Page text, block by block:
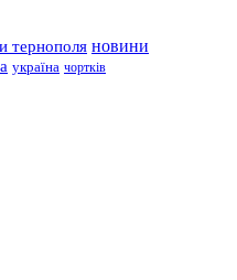
тернополя новини
україна чортків